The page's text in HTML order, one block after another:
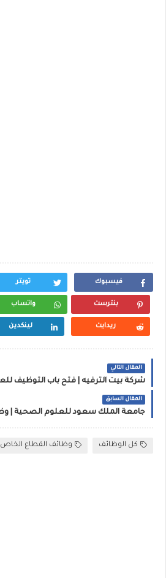
فيسبوك تويتر
بنترست واتساب
ريدايت لينكدين
المقال التالي
المقال السابق
كل الوظائف وظائف القطاع الخاص